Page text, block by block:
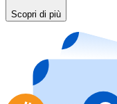
Acquista gift
Vai al negozio di
Scopri di più